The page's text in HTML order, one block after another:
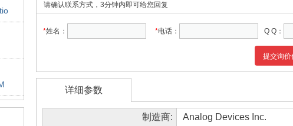
请确认联系方式，3分钟内即可给您回复
*姓名： *电话： Q Q：
提交询价
详细参数
制造商:
Analog Devices Inc.